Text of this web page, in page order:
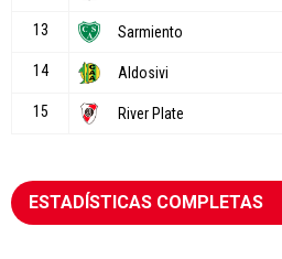
ESTADÍSTICAS COMPLETAS